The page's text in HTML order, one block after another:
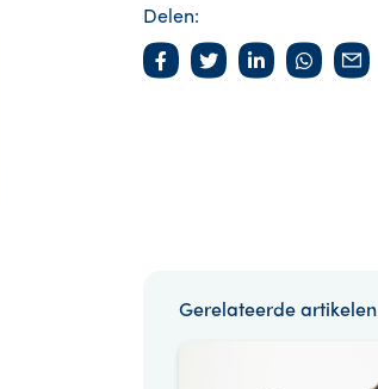
Delen:
Gerelateerde artikelen